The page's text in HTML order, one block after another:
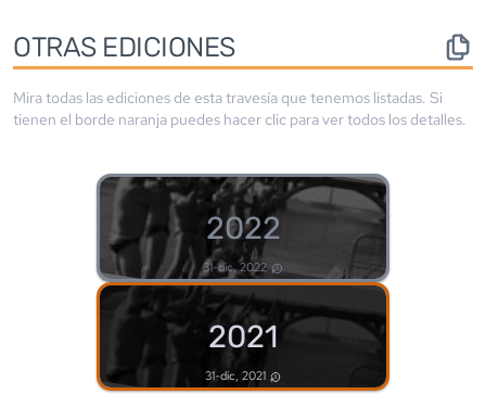
OTRAS EDICIONES
Mira todas las ediciones de esta travesía que tenemos listadas. Si
tienen el borde naranja puedes hacer clic para ver todos los detalles.
2022
31-dic, 2022
2021
31-dic, 2021